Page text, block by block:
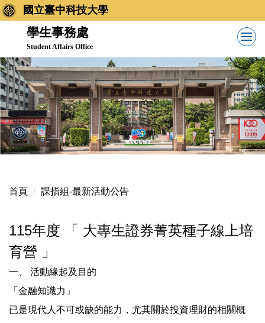
跳
到
內
容
區
國立臺中科技大學
學生事務處
Student Affairs Office
首頁 課指組-最新活動公告
115年度 「 大專生證券菁英種子線上培
育營 」
一、 活動緣起及目的
「金融知識力」
已是現代人不可或缺的能力，尤其關於投資理財的相關概